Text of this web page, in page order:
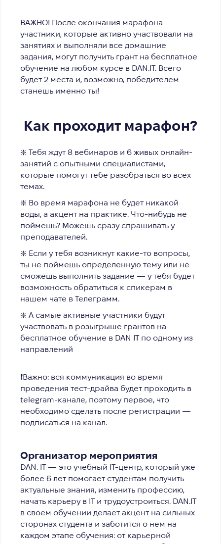
ВАЖНО! После окончания марафона
участники, которые активно участвовали на
занятиях и выполняли все домашние
задания, могут получить грант на бесплатное
обучение на любом курсе в DAN.IT. Всего
будет 2 места и, возможно, победителем
станешь именно ты!
Как проходит марафон?
❇️ Тебя ждут8 вебинаров и 6 живых онлайн-
занятий с опытными специалистами,
которые помогут тебе разобраться во всех
темах.
❇️ Во время марафона не будет никакой
воды, а акцент на практике.Что-нибудь не
поймешь? Можешь сразу спрашивать у
преподавателей.
❇️ Если у тебя возникнут какие-то вопросы,
ты не поймешь определенную тему или не
сможешь выполнить задание — у тебя будет
возможность обратиться к спикерам в
нашем чате в Телеграмм.
❇️ А самые активные участники будут
участвовать в розыгрыше грантов на
бесплатное обучение в DAN IT по одному из
направлений
❗️Важно: вся коммуникация во время
проведения тест-драйва будет проходить в
telegram-канале, поэтому первое, что
необходимо сделать после регистрации —
подписаться на канал.
Организатор мероприятия
DAN. IT — это учебный IT-центр, который уже
более 6 лет помогает студентам получить
актуальные знания, изменить профессию,
начать карьеру в IT и трудоустроиться. DAN.IT
в своем обучении делает акцент на сильных
сторонах студента и заботится о нем на
каждом этапе обучения: от карьерной